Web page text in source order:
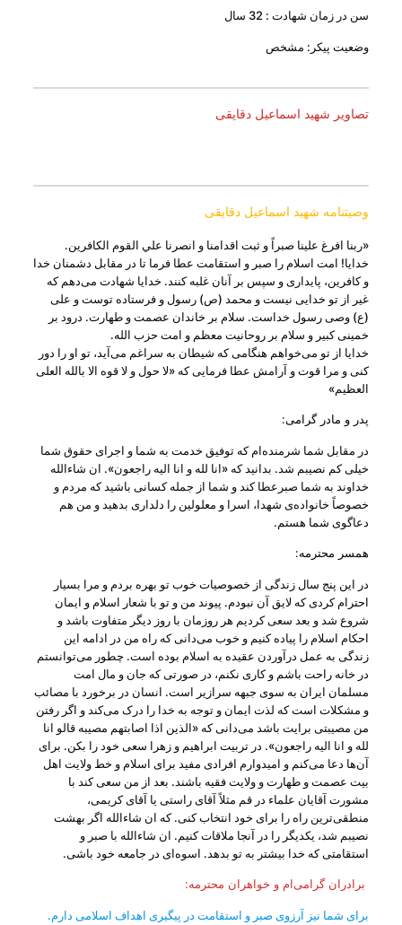
سن در زمان شهادت : 32 سال
وضعیت پیکر: مشخص
تصاویر شهید اسماعیل دقایقی
وصیتنامه شهید اسماعیل دقایقی
«ربنا افرغ علينا صبراً و ثبت اقدامنا و انصرنا علي القوم الکافرين.
خدايا! امت اسلام را صبر و استقامت عطا فرما تا در مقابل دشمنان خدا
و کافرين، پايداری و سپس بر آنان غلبه کنند. خدايا شهادت می‌دهم که
غير از تو خدايی نيست و محمد (ص) رسول و فرستاده‌ توست و علی
(ع) وصی رسول خداست. سلام بر خاندان عصمت و طهارت. درود بر
خمينی کبير و سلام بر روحانيت معظم و امت حزب الله.
خدايا از تو می‌خواهم هنگامی که شيطان به سراغم می‌آيد، تو او را دور
کنی و مرا قوت و آرامش عطا فرمايی که «لا حول و لا قوه الا بالله العلی
العظيم»
پدر و مادر گرامی:
در مقابل شما شرمنده‌ام که توفيق خدمت به شما و اجرای حقوق شما
خيلی کم نصيبم شد. بدانيد که «انا لله و انا اليه راجعون». ان شاءالله
خداوند به شما صبرعطا کند و شما از جمله کسانی باشيد که مردم و
خصوصاً خانواده‌ی شهدا، اسرا و معلولين را دلداری بدهيد و من هم
دعاگوی شما هستم.
همسر محترمه:
در اين پنج سال زندگی از خصوصيات خوب تو بهره بردم و مرا بسيار
احترام کردی که لايق آن نبودم. پيوند من و تو با شعار اسلام و ايمان
شروع شد و بعد سعی کرديم هر روزمان با روز ديگر متفاوت باشد و
احکام اسلام را پياده کنيم و خوب می‌دانی که راه من در ادامه‌ اين
زندگی به عمل درآوردن عقيده به اسلام بوده است. چطور می‌توانستم
در خانه راحت باشم و کاری نکنم، در صورتی که جان و مال امت
مسلمان ايران به سوی جبهه سرازير است. انسان در برخورد با مصائب
و مشکلات است که لذت ايمان و توجه به خدا را درک می‌کند و اگر رفتن
من مصيبتی برايت باشد می‌دانی که «الذين اذا اصابتهم مصيبه قالو انا
لله و انا اليه راجعون». در تربيت ابراهيم و زهرا سعی خود را بکن. برای
آن‌ها دعا می‌کنم و اميدوارم افرادی مفيد برای اسلام و خط ولايت اهل
بيت عصمت و طهارت و ولايت فقيه باشند. بعد از من سعی کند با
مشورت آقايان علماء در قم مثلاً آقای راستی يا آقای کريمی،
منطقی‌ترين راه را برای خود انتخاب کنی. که ان شاءالله اگر بهشت
نصيبم شد، يکديگر را در آنجا ملاقات کنيم. ان شاءالله با صبر و
استقامتی که خدا بيشتر به تو بدهد. اسوه‌ای در جامعه خود باشی.
برادران گرامی‌ام و خواهران محترمه:
برای شما نيز آرزوی صبر و استقامت در پيگيری اهداف اسلامی دارم.